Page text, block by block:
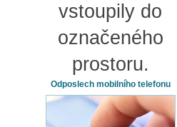
vstoupily do
označeného
prostoru.
Odposlech mobilního telefonu